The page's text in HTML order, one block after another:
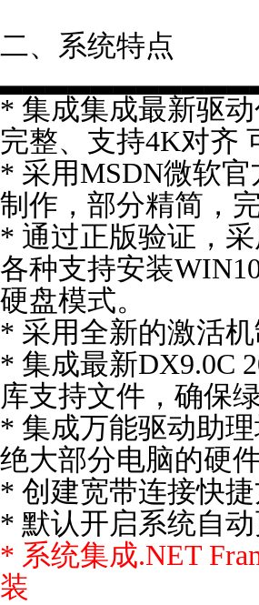
二、系统特点
* 集成集成最新驱
完整、支持4K对齐
* 采用MSDN微软官
制作，部分精简，完
* 通过正版验证，
各种支持安装
硬盘模式。
* 采用全新的激活
* 集成最新DX9.0C
库支持文件，确保
* 集成万能驱动助
绝大部分电脑的硬件
* 创建宽带连接快
* 默认开启系统自
* 系统集成.NET
装